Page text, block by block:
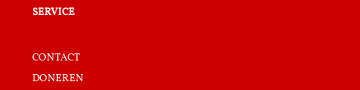
service
contact
doneren